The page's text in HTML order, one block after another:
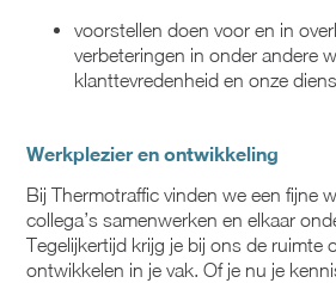
voorstellen doen voor en in
verbeteringen in onder andere
klanttevredenheid en onze
Werkplezier en ontwikkeling
Bij Thermotraffic vinden we een fijne
collega’s samenwerken en elkaar
Tegelijkertijd krijg je bij ons de ruimte
ontwikkelen in je vak. Of je nu je